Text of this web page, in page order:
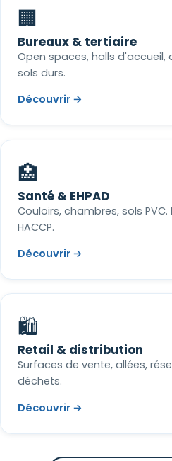
🏢
Bureaux & tertiaire
Open spaces, halls
sols durs.
Découvrir →
🏥
Santé & EHPAD
Couloirs, chambres, sols
HACCP.
Découvrir →
🛍️
Retail & distribution
Surfaces de vente, allées,
déchets.
Découvrir →